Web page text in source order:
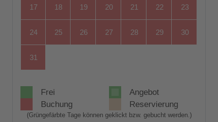
17 18 19 20 21 22 23
24 25 26 27 28 29 30
31
Frei
Angebot
Buchung
Reservierung
(Grüngefärbte Tage können geklickt bzw. gebucht werden.)